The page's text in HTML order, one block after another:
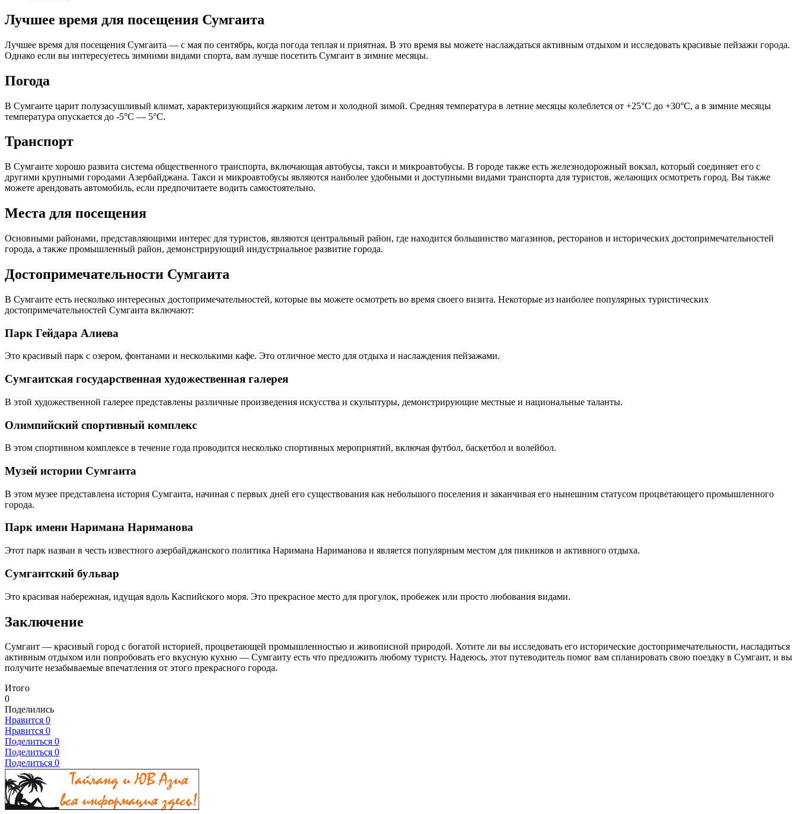
Лучшее время для посещения Сумгаита
Лучшее время для посещения Сумгаита — с мая по сентябрь, когда погода теплая и приятная. В это время вы можете наслаждаться активным отдыхом и исследовать красивые пейзажи города.
Однако если вы интересуетесь зимними видами спорта, вам лучше посетить Сумгаит в зимние месяцы.
Погода
В Сумгаите царит полузасушливый климат, характеризующийся жарким летом и холодной зимой. Средняя температура в летние месяцы колеблется от +25°C до +30°C, а в зимние месяцы
температура опускается до -5°C — 5°C.
Транспорт
В Сумгаите хорошо развита система общественного транспорта, включающая автобусы, такси и микроавтобусы. В городе также есть железнодорожный вокзал, который соединяет его с
другими крупными городами Азербайджана. Такси и микроавтобусы являются наиболее удобными и доступными видами транспорта для туристов, желающих осмотреть город. Вы также
можете арендовать автомобиль, если предпочитаете водить самостоятельно.
Места для посещения
Основными районами, представляющими интерес для туристов, являются центральный район, где находится большинство магазинов, ресторанов и исторических достопримечательностей
города, а также промышленный район, демонстрирующий индустриальное развитие города.
Достопримечательности Сумгаита
В Сумгаите есть несколько интересных достопримечательностей, которые вы можете осмотреть во время своего визита. Некоторые из наиболее популярных туристических
достопримечательностей Сумгаита включают:
Парк Гейдара Алиева
Это красивый парк с озером, фонтанами и несколькими кафе. Это отличное место для отдыха и наслаждения пейзажами.
Сумгаитская государственная художественная галерея
В этой художественной галерее представлены различные произведения искусства и скульптуры, демонстрирующие местные и национальные таланты.
Олимпийский спортивный комплекс
В этом спортивном комплексе в течение года проводится несколько спортивных мероприятий, включая футбол, баскетбол и волейбол.
Музей истории Сумгаита
В этом музее представлена история Сумгаита, начиная с первых дней его существования как небольшого поселения и заканчивая его нынешним статусом процветающего промышленного
города.
Парк имени Наримана Нариманова
Этот парк назван в честь известного азербайджанского политика Наримана Нариманова и является популярным местом для пикников и активного отдыха.
Сумгаитский бульвар
Это красивая набережная, идущая вдоль Каспийского моря. Это прекрасное место для прогулок, пробежек или просто любования видами.
Заключение
Сумгаит — красивый город с богатой историей, процветающей промышленностью и живописной природой. Хотите ли вы исследовать его исторические достопримечательности, насладиться
активным отдыхом или попробовать его вкусную кухню — Сумгаиту есть что предложить любому туристу. Надеюсь, этот путеводитель помог вам спланировать свою поездку в Сумгаит, и вы
получите незабываемые впечатления от этого прекрасного города.
Итого
0
Поделились
Нравится 0
Нравится 0
Поделиться 0
Поделиться 0
Поделиться 0